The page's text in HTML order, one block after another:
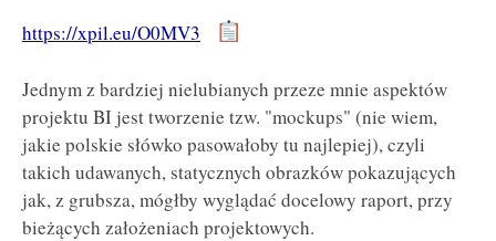
https://xpil.eu/O0MV3
Jednym z bardziej nielubianych przeze mnie aspektów
projektu BI jest tworzenie tzw. "mockups" (nie wiem,
jakie polskie słówko pasowałoby tu najlepiej), czyli
takich udawanych, statycznych obrazków pokazujących
jak, z grubsza, mógłby wyglądać docelowy raport, przy
bieżących założeniach projektowych.